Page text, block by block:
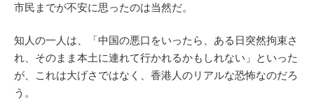
市民までが不安に思ったのは当然だ。
知人の一人は、「中国の悪口をいったら、ある日突然拘束さ
れ、そのまま本土に連れて行かれるかもしれない」といった
が、これは大げさではなく、香港人のリアルな恐怖なのだろ
う。